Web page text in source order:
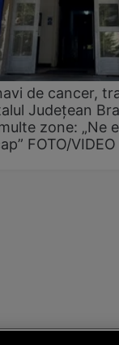
de cancer,
Județean
zone: „Ne
FOTO/VIDEO